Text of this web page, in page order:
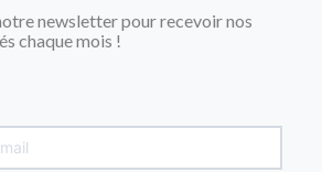
newsletter pour recevoir nos
chaque mois !